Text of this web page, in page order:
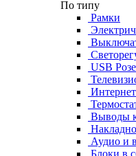
По типу
Рамки
USB
Выводы
Аудио и